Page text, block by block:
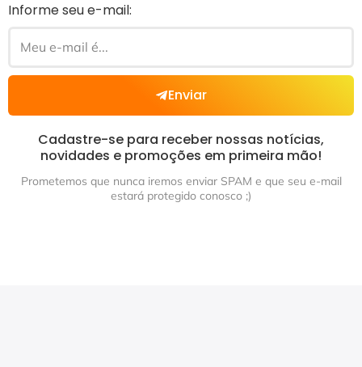
Informe seu e-mail:
Enviar
Cadastre-se para receber nossas notícias,
novidades e promoções em primeira mão!
Prometemos que nunca iremos enviar SPAM e que seu e-mail
estará protegido conosco ;)